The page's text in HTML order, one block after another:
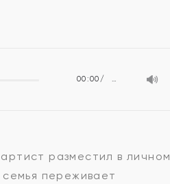
00:00 …
разместил в личном
переживает